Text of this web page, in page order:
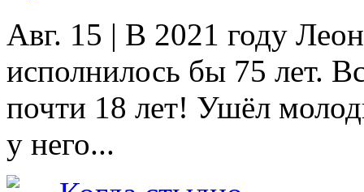
Авг. 15 | В 2021 году
исполнилось бы 75 лет.
почти 18 лет! Ушёл
у него...